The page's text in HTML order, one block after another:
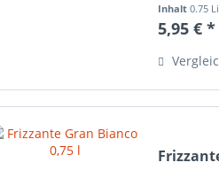
Genus
nach
Inhalt0.75
5,95 € *